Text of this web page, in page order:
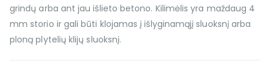
grindų arba ant jau išlieto betono. Kilimėlis yra maždaug 4
mm storio ir gali būti klojamas į išlyginamąjį sluoksnį arba
ploną plytelių klijų sluoksnį.